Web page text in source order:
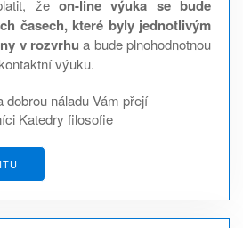
že on-line výuka se bude
časech, které byly jednotlivým
v rozvrhu a bude plnohodnotnou
výuku.
náladu Vám přejí
Katedry filosofie